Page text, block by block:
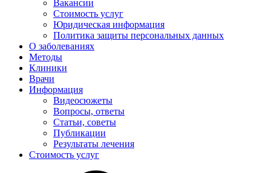
Вакансии
Стоимость услуг
Юридическая информация
Политика защиты персональных данных
О заболеваниях
Методы
Клиники
Врачи
Информация
Видеосюжеты
Вопросы, ответы
Статьи, советы
Публикации
Результаты лечения
Стоимость услуг